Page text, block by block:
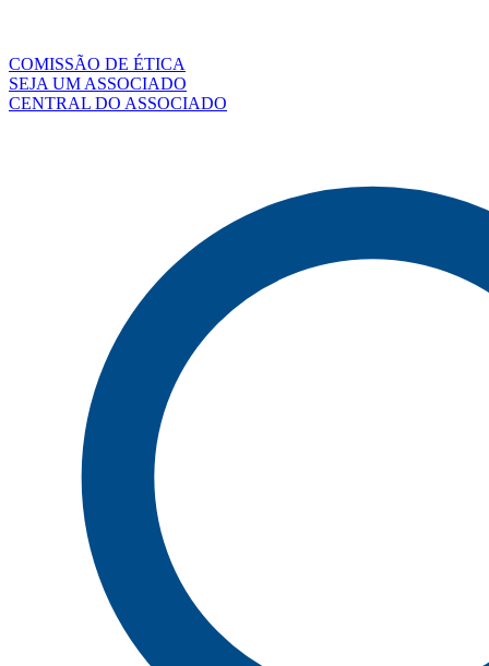
COMISSÃO DE ÉTICA
SEJA UM ASSOCIADO
CENTRAL DO ASSOCIADO